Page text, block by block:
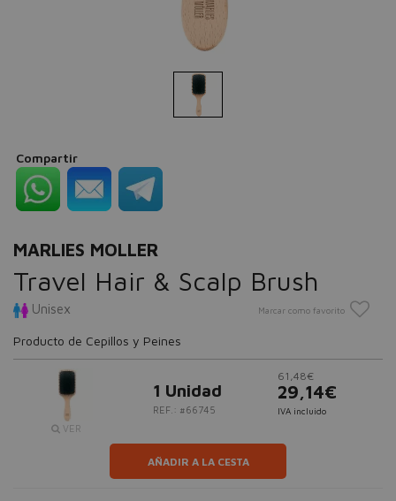
Compartir
MARLIES MOLLER
Travel Hair & Scalp Brush
Unisex Marcar como favorito
Producto de Cepillos y Peines
VER
1 Unidad
REF.: #66745
61,48€
29,14€
IVA incluido
AÑADIR A LA CESTA